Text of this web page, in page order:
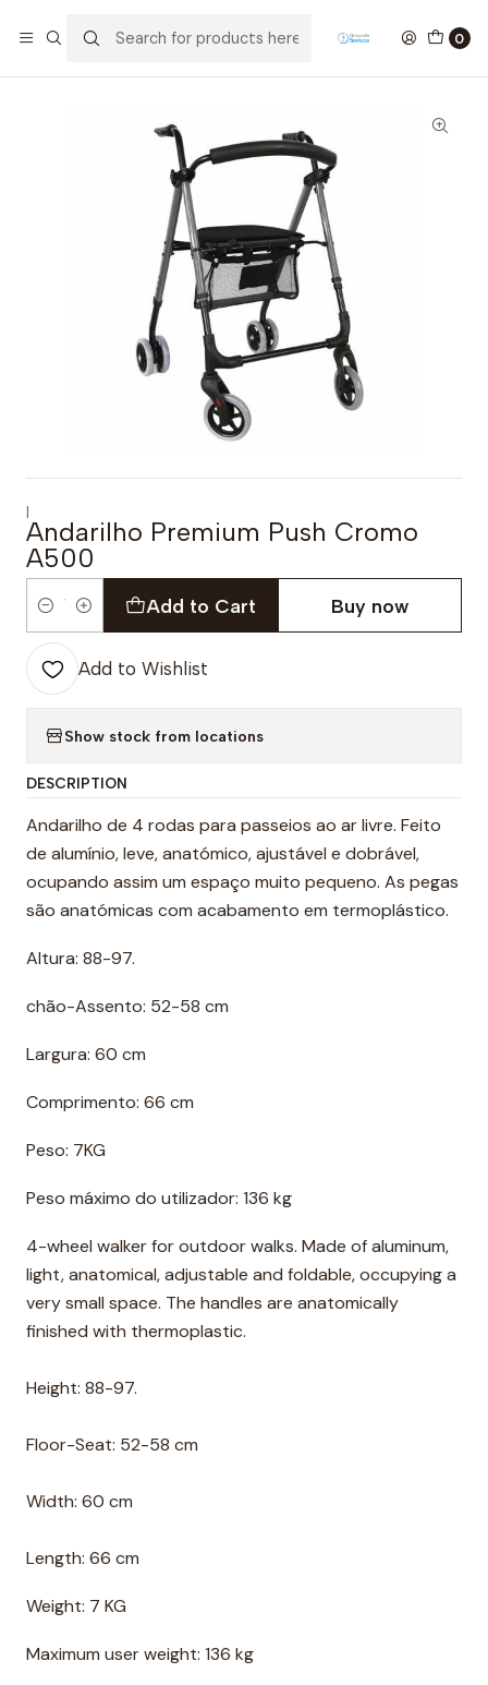
0
Andarilho Premium Push Cromo A500
|
Andarilho Premium Push Cromo
A500
Quantity
Add to Cart Buy now
Add to Wishlist
Show stock from locations
DESCRIPTION
Andarilho de 4 rodas para passeios ao ar livre. Feito
de alumínio, leve, anatómico, ajustável e dobrável,
ocupando assim um espaço muito pequeno. As pegas
são anatómicas com acabamento em termoplástico.
Altura: 88-97.
chão-Assento: 52-58 cm
Largura: 60 cm
Comprimento: 66 cm
Peso: 7KG
Peso máximo do utilizador: 136 kg
4-wheel walker for outdoor walks. Made of aluminum,
light, anatomical, adjustable and foldable, occupying a
very small space. The handles are anatomically
finished with thermoplastic.
Height: 88-97.
Floor-Seat: 52-58 cm
Width: 60 cm
Length: 66 cm
Weight: 7 KG
Maximum user weight: 136 kg